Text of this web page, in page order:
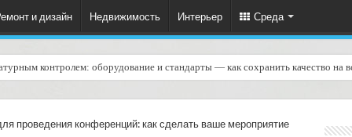
и дизайн Недвижимость Интерьер Среда
контролем: оборудование и стандарты — как сохранить качество на
клиник: транспортировка биоматериалов с вниманием к деталям
проведения конференций: как сделать ваше мероприятие